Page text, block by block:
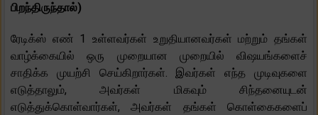
பிறந்திருந்தால்)
ரேடிக்ஸ் எண் 1 உள்ளவர்கள் உறுதியானவர்கள் மற்றும் தங்கள்
வாழ்க்கையில் ஒரு முறையான முறையில் விஷயங்களைச்
சாதிக்க முயற்சி செய்கிறார்கள். இவர்கள் எந்த முடிவுகளை
எடுத்தாலும், அவர்கள் மிகவும் சிந்தனையுடன்
எடுத்துக்கொள்வார்கள், அவர்கள் தங்கள் கொள்கைகளைப்